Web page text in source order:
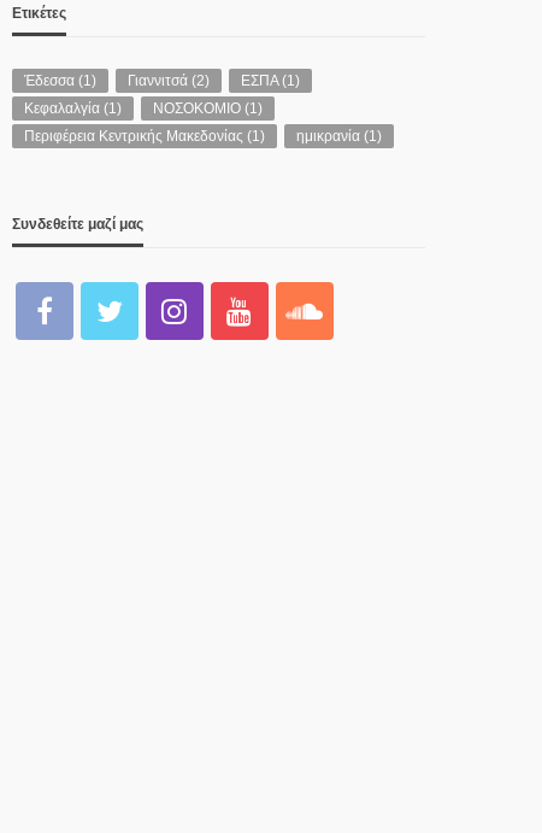
Ετικέτες
Έδεσσα(1) Γιαννιτσά(2) ΕΣΠΑ(1)
Κεφαλαλγία(1) ΝΟΣΟΚΟΜΙΟ(1)
Περιφέρεια Κεντρικής Μακεδονίας (1) ημικρανία(1)
Συνδεθείτε μαζί μας